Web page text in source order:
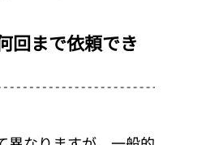
回まで依頼でき